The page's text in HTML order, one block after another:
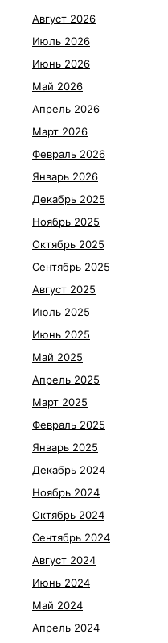
Август 2026
Июль 2026
Июнь 2026
Май 2026
Апрель 2026
Март 2026
Февраль 2026
Январь 2026
Декабрь 2025
Ноябрь 2025
Октябрь 2025
Сентябрь 2025
Август 2025
Июль 2025
Июнь 2025
Май 2025
Апрель 2025
Март 2025
Февраль 2025
Январь 2025
Декабрь 2024
Ноябрь 2024
Октябрь 2024
Сентябрь 2024
Август 2024
Июнь 2024
Май 2024
Апрель 2024